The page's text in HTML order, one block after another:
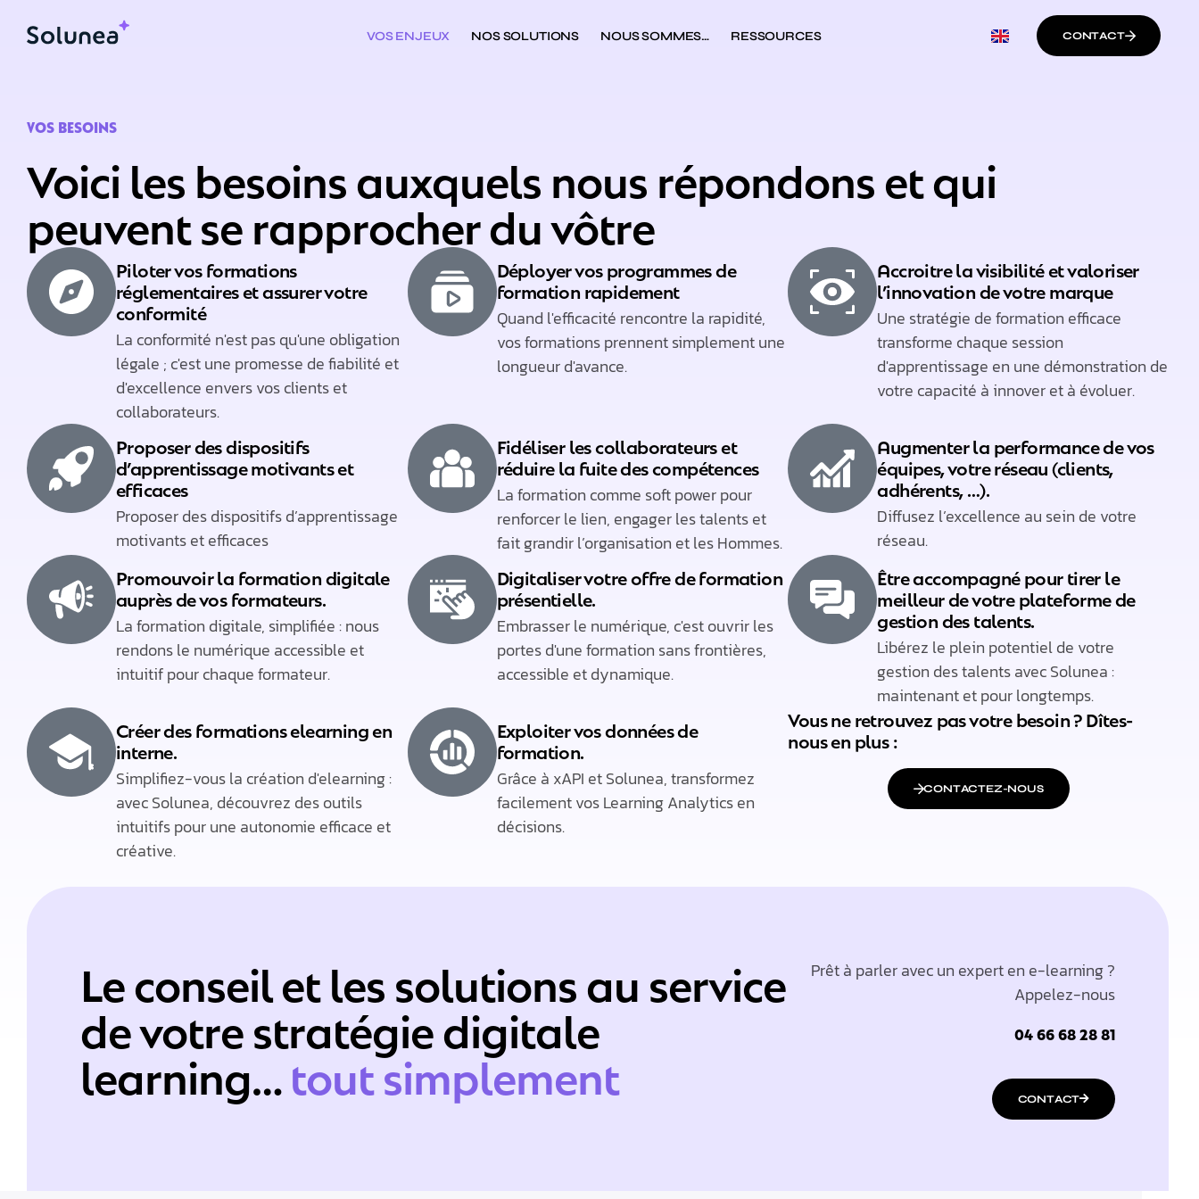
VOS ENJEUX NOS SOLUTIONS NOUS SOMMES… RESSOURCES CONTACT
VOS BESOINS
Voici les besoins auxquels nous répondons et qui
peuvent se rapprocher du vôtre
Piloter vos formations
réglementaires et assurer votre
conformité​
La conformité n'est pas qu'une obligation
légale ; c'est une promesse de fiabilité et
d'excellence envers vos clients et
collaborateurs.​
Déployer vos programmes de
formation rapidement​
Quand l'efficacité rencontre la rapidité,
vos formations prennent simplement une
longueur d'avance.​
Accroitre la visibilité et valoriser
l’innovation de votre marque
Une stratégie de formation efficace
transforme chaque session
d'apprentissage en une démonstration de
votre capacité à innover et à évoluer.​
Proposer des dispositifs
d’apprentissage motivants et
efficaces
Proposer des dispositifs d’apprentissage
motivants et efficaces
Fidéliser les collaborateurs et
réduire la fuite des compétences
La formation comme soft power pour
renforcer le lien, engager les talents et
fait grandir l’organisation et les Hommes.​
Augmenter la performance de vos
équipes, votre réseau (clients,
adhérents, …).​
Diffusez l’excellence au sein de votre
réseau.​
Promouvoir la formation digitale
auprès de vos formateurs.​
La formation digitale, simplifiée : nous
rendons le numérique accessible et
intuitif pour chaque formateur.​
Digitaliser votre offre de formation
présentielle.​
Embrasser le numérique, c'est ouvrir les
portes d'une formation sans frontières,
accessible et dynamique.​
Être accompagné pour tirer le
meilleur de votre plateforme de
gestion des talents.​
Libérez le plein potentiel de votre
gestion des talents avec Solunea :
maintenant et pour longtemps.​
Créer des formations elearning en
interne.​
Simplifiez-vous la création d'elearning :
avec Solunea, découvrez des outils
intuitifs pour une autonomie efficace et
créative.​
Exploiter vos données de
formation.​
Grâce à xAPI et Solunea, transformez
facilement vos Learning Analytics en
décisions.​
Vous ne retrouvez pas votre besoin ? Dîtes-
nous en plus :​
CONTACTEZ-NOUS
Le conseil et les solutions au service
de votre stratégie digitale
learning…tout simplement
Prêt à parler avec un expert en e-learning ?
Appelez-nous
04 66 68 28 81
CONTACT